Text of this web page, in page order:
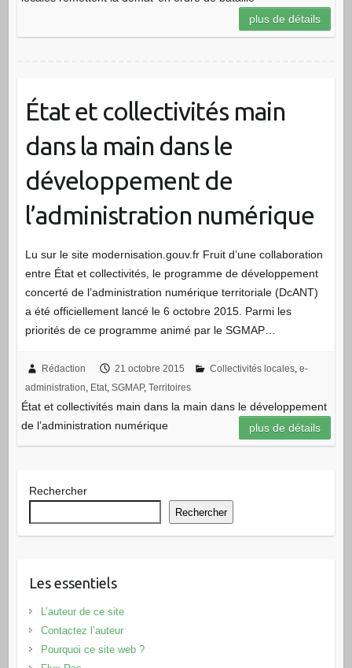
plus de détails
État et collectivités main
dans la main dans le
développement de
l’administration numérique
Lu sur le site modernisation.gouv.fr Fruit d’une collaboration
entre État et collectivités, le programme de développement
concerté de l’administration numérique territoriale (DcANT)
a été officiellement lancé le 6 octobre 2015. Parmi les
priorités de ce programme animé par le SGMAP…
Rédaction 21 octobre 2015 Collectivités locales, e-
administration, Etat, SGMAP, Territoires
État et collectivités main dans la main dans le développement
de l’administration numérique
plus de détails
Rechercher
Rechercher
Les essentiels
L’auteur de ce site
Contactez l’auteur
Pourquoi ce site web ?